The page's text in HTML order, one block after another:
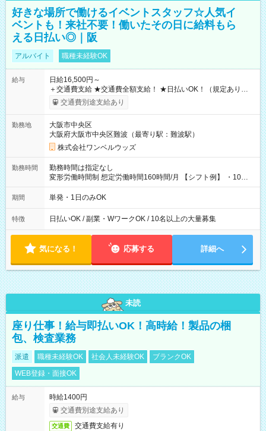
好きな場所で働けるイベントスタッフ☆人気イ
ベントも！来社不要！働いたその日に給料もら
える日払い◎｜阪
アルバイト 職種未経験OK
給与
日給16,500円～
＋交通費支給 ★交通費全額支給！ ★日払いOK！（規定あり） ┗
働いたその日に現金GET♪ お仕事後はコンビニATMから 日払
交通費別途支給あり
勤務地
大阪市中央区
大阪府大阪市中央区難波（最寄り駅：難波駅）
株式会社ワンベルウッズ
勤務時間
勤務時間は指定なし
変形労働時間制 想定労働時間160時間/月 【シフト例】 ・10：
00～20：00
期間 単発・1日のみOK
特徴 日払いOK / 副業・WワークOK / 10名以上の大量募集
気になる！ 応募する 詳細へ
未読
座り仕事！給与即払いOK！高時給！製品の梱
包、検査業務
派遣 職種未経験OK 社会人未経験OK
ブランクOK
WEB登録・面接OK
給与
時給1400円
交通費別途支給あり
交通費 交通費支給有り